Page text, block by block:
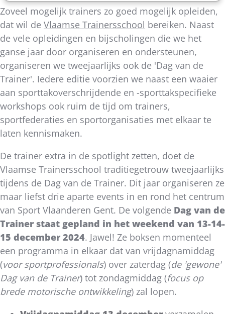
Zoveel mogelijk trainers zo goed mogelijk opleiden,
dat wil de Vlaamse Trainersschool bereiken. Naast
de vele opleidingen en bijscholingen die we het
ganse jaar door organiseren en ondersteunen,
organiseren we tweejaarlijks ook de 'Dag van de
Trainer'. Iedere editie voorzien we naast een waaier
aan sporttakoverschrijdende en -sporttakspecifieke
workshops ook ruim de tijd om trainers,
sportfederaties en sportorganisaties met elkaar te
laten kennismaken.
De trainer extra in de spotlight zetten, doet de
Vlaamse Trainersschool traditiegetrouw tweejaarlijks
tijdens de Dag van de Trainer. Dit jaar organiseren ze
maar liefst drie aparte events in en rond het centrum
van Sport Vlaanderen Gent. De volgende Dag van de
Trainer staat gepland in het weekend van 13-14-
15 december 2024. Jawel! Ze boksen momenteel
een programma in elkaar dat van vrijdagnamiddag
(voor sportprofessionals) over zaterdag (de 'gewone'
Dag van de Trainer) tot zondagmiddag (focus op
brede motorische ontwikkeling) zal lopen.